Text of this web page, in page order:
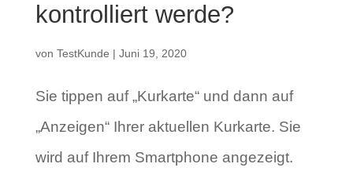
kontrolliert werde?
von TestKunde | Juni 19, 2020
Sie tippen auf „Kurkarte“ und dann auf
„Anzeigen“ Ihrer aktuellen Kurkarte. Sie
wird auf Ihrem Smartphone angezeigt.